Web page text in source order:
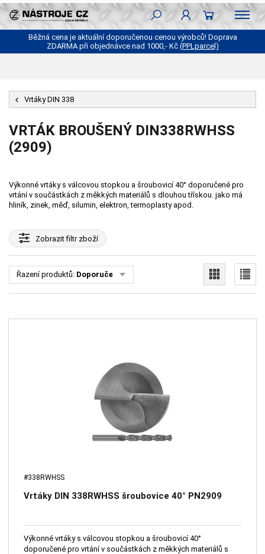
Běžná cena je aktuální doporučenou cenou výrobců! Doprava
ZDARMA při objednávce nad 1000,- Kč (PPLparcel)
Vrtáky DIN 338
VRTÁK BROUŠENÝ DIN338RWHSS
(2909)
Výkonné vrtáky s válcovou stopkou a šroubovicí 40° doporučené pro
vrtání v součástkách z měkkých materiálů s dlouhou třískou. jako má
hliník, zinek, měď, silumin, elektron, termoplasty apod.
Zobrazitfiltr zboží
Řazení produktů: Doporučené
#338RWHSS
Vrtáky DIN 338RWHSS šroubovice 40° PN2909
Výkonné vrtáky s válcovou stopkou a šroubovicí 40°
doporučené pro vrtání v součástkách z měkkých materiálů s